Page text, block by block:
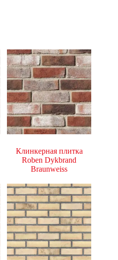
Клинкерная плитка
Roben Dykbrand
Braunweiss